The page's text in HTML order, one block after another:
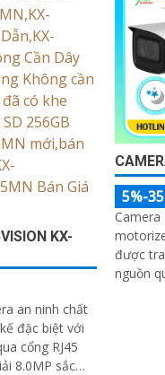
KX-
an ninh chất
đặc biệt với
cổng RJ45
5%-
Camera
được
nguồn qua